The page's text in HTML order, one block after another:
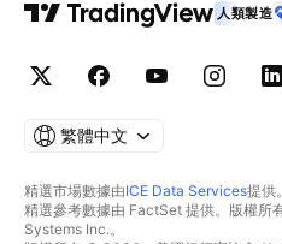
人類製造
繁體中文
精選市場數據由ICE Data Services提供。
精選參考數據由 FactSet 提供。版權
Systems Inc.。